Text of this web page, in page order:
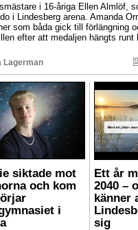
i 16-åriga Ellen Almlöf,
i Lindesberg arena. Amanda
som båda gick till förlängning
efter att medaljen hängts runt
Lagerman
siktade mot
och kom
i
Ett år
2040 –
känner
sig